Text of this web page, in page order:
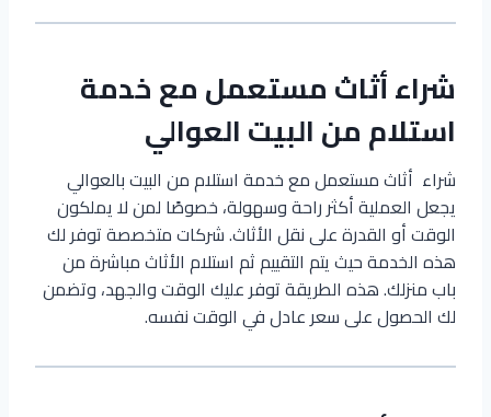
شراء أثاث مستعمل مع خدمة
استلام من البيت العوالي
شراء أثاث مستعمل مع خدمة استلام من البيت بالعوالي
يجعل العملية أكثر راحة وسهولة، خصوصًا لمن لا يملكون
الوقت أو القدرة على نقل الأثاث. شركات متخصصة توفر لك
هذه الخدمة حيث يتم التقييم ثم استلام الأثاث مباشرة من
باب منزلك. هذه الطريقة توفر عليك الوقت والجهد، وتضمن
لك الحصول على سعر عادل في الوقت نفسه.